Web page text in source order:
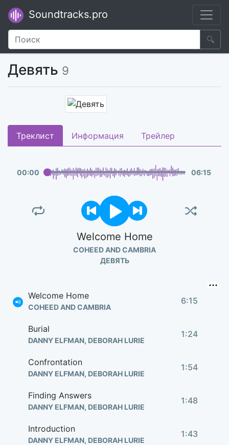
Soundtracks.pro
🔍
Девять 9
Треклист Информация Трейлер
00:00 06:15
Welcome Home
COHEED AND CAMBRIA
ДЕВЯТЬ
Welcome Home
COHEED AND CAMBRIA
6:15
Burial
DANNY ELFMAN, DEBORAH LURIE
1:24
Confrontation
DANNY ELFMAN, DEBORAH LURIE
1:54
Finding Answers
DANNY ELFMAN, DEBORAH LURIE
1:48
Introduction
DANNY ELFMAN, DEBORAH LURIE
1:43